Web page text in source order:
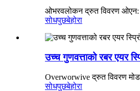
ओभरवलोकन द्रुत विवरण ओएन:
सोधपुछबेहोरा
उच्च गुणवत्ताको रबर एयर
Overworwive द्रुत विवरण
सोधपुछबेहोरा